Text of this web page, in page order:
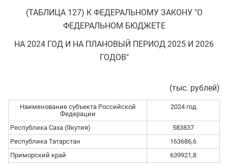
(ТАБЛИЦА 127) К ФЕДЕРАЛЬНОМУ ЗАКОНУ "О
ФЕДЕРАЛЬНОМ БЮДЖЕТЕ
НА 2024 ГОД И НА ПЛАНОВЫЙ ПЕРИОД 2025 И 2026
ГОДОВ"
(тыс. рублей)
Наименование субъекта Российской
Федерации
2024 год
Республика Саха (Якутия)
583837
Республика Татарстан
163686,6
Приморский край
639921,8